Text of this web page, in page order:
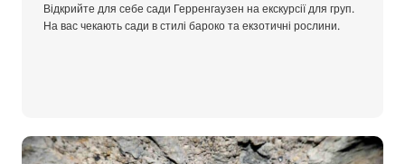
Відкрийте для себе сади Герренгаузен на екскурсії для груп.
На вас чекають сади в стилі бароко та екзотичні рослини.